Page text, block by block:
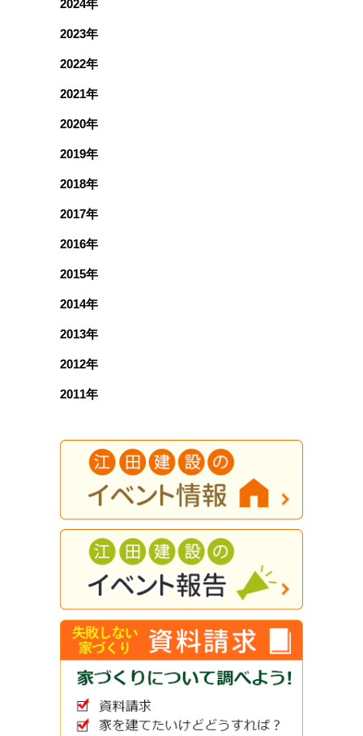
2024年
2023年
2022年
2021年
2020年
2019年
2018年
2017年
2016年
2015年
2014年
2013年
2012年
2011年